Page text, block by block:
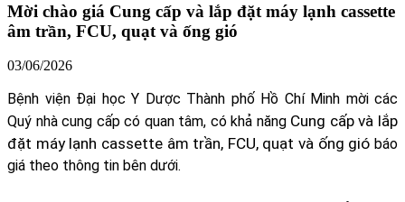
Mời chào giá Cung cấp và lắp đặt máy lạnh cassette
âm trần, FCU, quạt và ống gió
03/06/2026
Bệnh viện Đại học Y Dược Thành phố Hồ Chí Minh mời các
Quý nhà cung cấp có quan tâm, có khả năng Cung cấp và lắp
đặt máy lạnh cassette âm trần, FCU, quạt và ống gió báo
giá theo thông tin bên dưới.